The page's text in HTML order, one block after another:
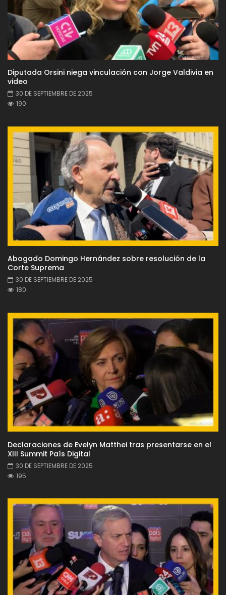
Diputada Orsini niega vinculación con Jorge Valdivia en
video
30 DE SEPTIEMBRE DE 2025
190
Abogado Domingo Hernández sobre resolución de la
Corte Suprema
30 DE SEPTIEMBRE DE 2025
180
Declaraciones de Evelyn Matthei tras presentarse en el
XIII Summit País Digital
30 DE SEPTIEMBRE DE 2025
195